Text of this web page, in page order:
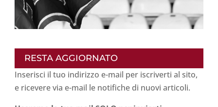
RESTA AGGIORNATO
Inserisci il tuo indirizzo e-mail per iscriverti al sito,
e ricevere via e-mail le notifiche di nuovi articoli.